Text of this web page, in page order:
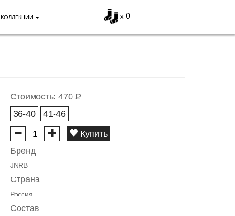
x 0
КОЛЛЕКЦИИ
Стоимость: 470 Р
36-40
41-46
Купить
Бренд
JNRB
Страна
Россия
Состав